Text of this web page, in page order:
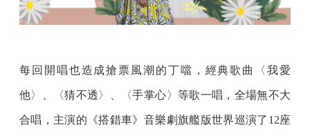
每回開唱也造成搶票風潮的丁噹，經典歌曲〈我愛
他〉、〈猜不透〉、〈手掌心〉等歌一唱，全場無不大
合唱，主演的《搭錯車》音樂劇旗艦版世界巡演了12座